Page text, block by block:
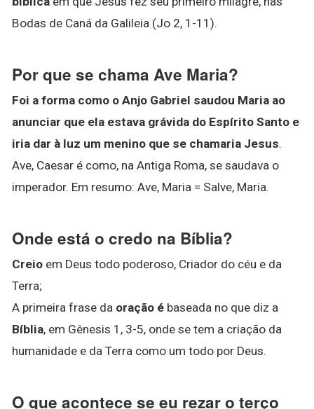
Bodas de Caná da Galileia (Jo 2, 1-11).
Por que se chama Ave Maria?
Foi a forma como o Anjo Gabriel saudou Maria ao
anunciar que ela estava grávida do Espírito Santo e
iria dar à luz um menino que se chamaria Jesus.
Ave, Caesar é como, na Antiga Roma, se saudava o
imperador. Em resumo: Ave, Maria = Salve, Maria.
Onde está o credo na Bíblia?
Creio em Deus todo poderoso, Criador do céu e da
Terra;
A primeira frase da oração é baseada no que diz a
Bíblia, em Gênesis 1, 3-5, onde se tem a criação da
humanidade e da Terra como um todo por Deus.
O que acontece se eu rezar o terço